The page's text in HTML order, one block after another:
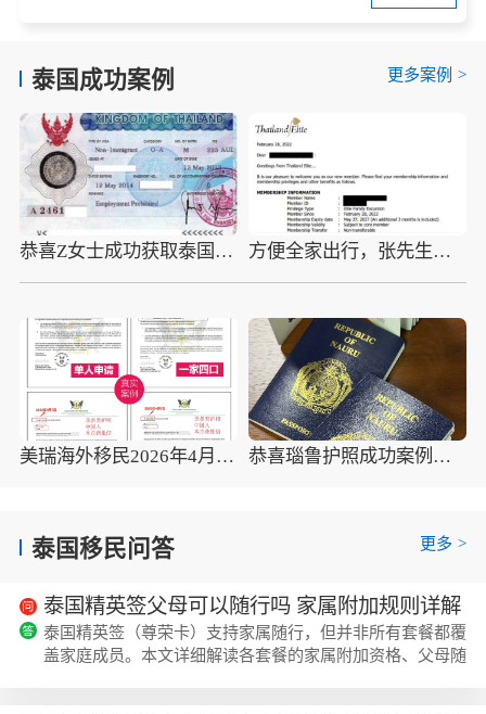
泰国成功案例 更多案例 >
恭喜Z女士成功获取泰国养老退休签证 方便全家出行，张先生成功获取泰国精英签证
美瑞海外移民2026年4月10组圣多美护照成功案例分享 恭喜瑙鲁护照成功案例，最新瑙鲁护照批准获批信
泰国移民问答 更多 >
泰国精英签父母可以随行吗 家属附加规则详解
泰国精英签（尊荣卡）支持家属随行，但并非所有套餐都覆
盖家庭成员。本文详细解读各套餐的家属附加资格、父母随